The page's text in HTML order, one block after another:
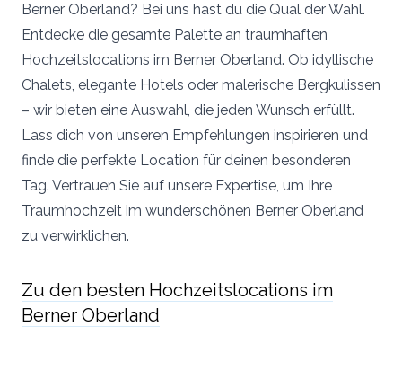
Berner Oberland? Bei uns hast du die Qual der Wahl.
Entdecke die gesamte Palette an traumhaften
Hochzeitslocations im Berner Oberland. Ob idyllische
Chalets, elegante Hotels oder malerische Bergkulissen
– wir bieten eine Auswahl, die jeden Wunsch erfüllt.
Lass dich von unseren Empfehlungen inspirieren und
finde die perfekte Location für deinen besonderen
Tag. Vertrauen Sie auf unsere Expertise, um Ihre
Traumhochzeit im wunderschönen Berner Oberland
zu verwirklichen.
Zu den besten Hochzeitslocations im
Berner Oberland
kostenlos nutzen können.
Zu den Hochzeitslocations
Vielen Dank für eure Unterstützung! Damit wird
sichergestellt, dass die Dienstleistung kontinuierlich
ausgebaut werden kann und für alle Brautpaare kostenlos